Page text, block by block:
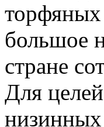
большое
стране
Для
низинных